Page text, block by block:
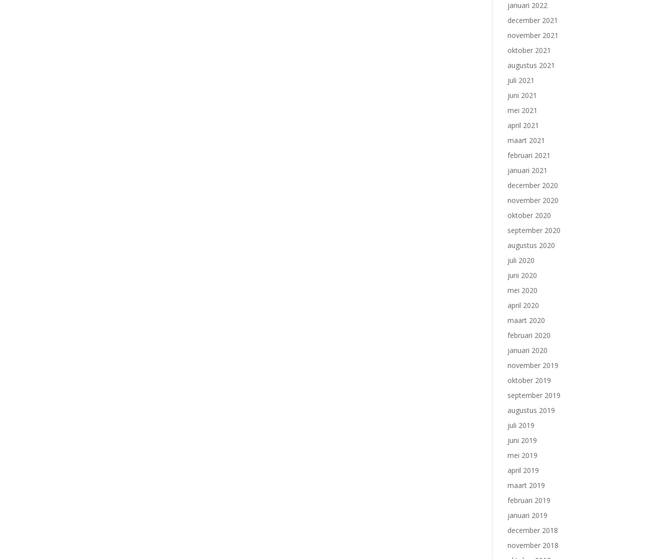
januari 2022
december 2021
november 2021
oktober 2021
augustus 2021
juli 2021
juni 2021
mei 2021
april 2021
maart 2021
februari 2021
januari 2021
december 2020
november 2020
oktober 2020
september 2020
augustus 2020
juli 2020
juni 2020
mei 2020
april 2020
maart 2020
februari 2020
januari 2020
november 2019
oktober 2019
september 2019
augustus 2019
juli 2019
juni 2019
mei 2019
april 2019
maart 2019
februari 2019
januari 2019
december 2018
november 2018